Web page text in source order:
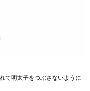
て明太子をつぶさないように